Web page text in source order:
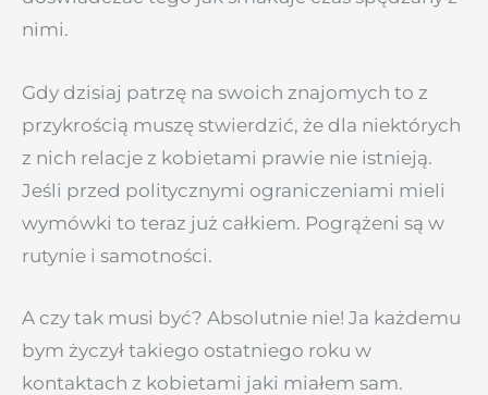
nimi.
Gdy dzisiaj patrzę na swoich znajomych to z
przykrością muszę stwierdzić, że dla niektórych
z nich relacje z kobietami prawie nie istnieją.
Jeśli przed politycznymi ograniczeniami mieli
wymówki to teraz już całkiem. Pogrążeni są w
rutynie i samotności.
A czy tak musi być? Absolutnie nie! Ja każdemu
bym życzył takiego ostatniego roku w
kontaktach z kobietami jaki miałem sam.